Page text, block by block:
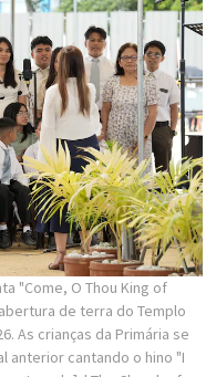
"Come, O Thou King of
de terra do Templo
As crianças da Primária se
anterior cantando o hino "I